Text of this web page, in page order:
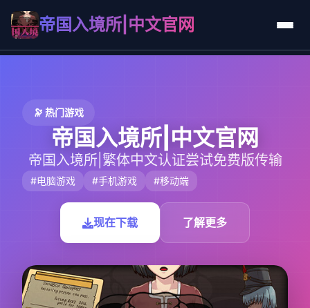
帝国入境所|中文官网
🔭 热门游戏
帝国入境所|中文官网
帝国入境所|繁体中文认证尝试免费版传输
#电脑游戏 #手机游戏 #移动端
现在下载 了解更多